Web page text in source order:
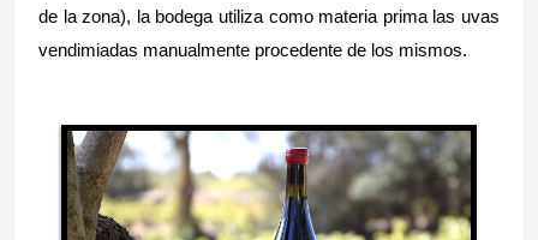
de la zona), la bodega utiliza como materia prima las uvas
vendimiadas manualmente procedente de los mismos.